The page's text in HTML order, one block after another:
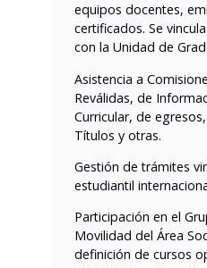
equipos docentes,
certificados. Se
con la Unidad de
Asistencia a
Reválidas, de
Curricular, de
Títulos y otras.
Gestión de trámites
estudiantil
Participación en el
Movilidad del Área
definición de cursos